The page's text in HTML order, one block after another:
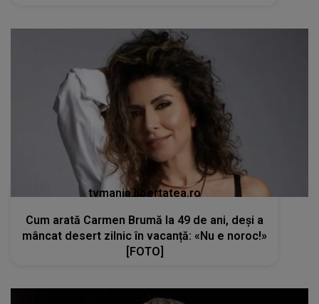
tvmania.libertatea.ro
Cum arată Carmen Brumă la 49 de ani, deși a
mâncat desert zilnic în vacanță: «Nu e noroc!»
[FOTO]